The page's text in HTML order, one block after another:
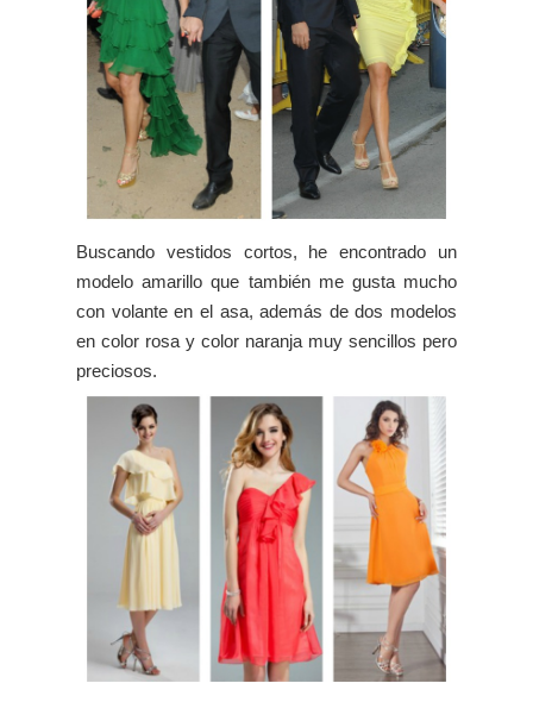
Buscando vestidos cortos, he encontrado un
modelo amarillo que también me gusta mucho
con volante en el asa, además de dos modelos
en color rosa y color naranja muy sencillos pero
preciosos.